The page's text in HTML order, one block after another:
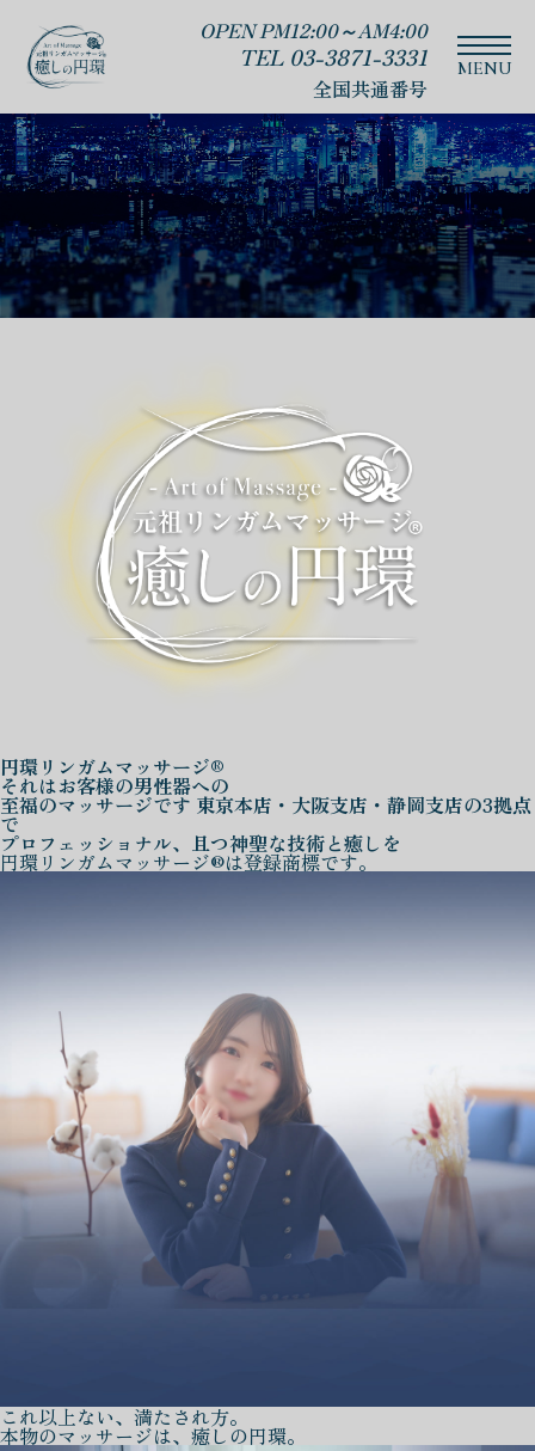
OPEN PM12:00～AM4:00
TEL 03-3871-3331
全国共通番号
円環リンガムマッサージ®
それはお客様の男性器への
至福のマッサージです 東京本店・大阪支店・静岡支店の3拠点
で
プロフェッショナル、且つ神聖な技術と癒しを
円環リンガムマッサージ®は登録商標です。
これ以上ない、満たされ方。
本物のマッサージは、癒しの円環。